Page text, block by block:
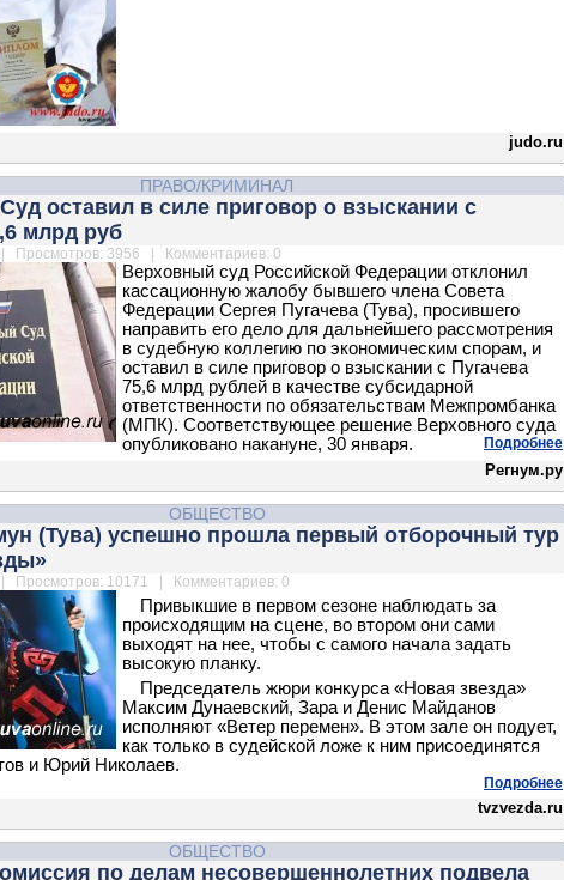
judo.ru
ПРАВО/КРИМИНАЛ
оставил в силе приговор о взыскании с
млрд руб
| Просмотров: 3956 | Комментариев: 0
Верховный суд Российской Федерации отклонил
кассационную жалобу бывшего члена Совета
Федерации Сергея Пугачева (Тува), просившего
направить его дело для дальнейшего рассмотрения
в судебную коллегию по экономическим спорам, и
оставил в силе приговор о взыскании с Пугачева
75,6 млрд рублей в качестве субсидарной
ответственности по обязательствам Межпромбанка
(МПК). Соответствующее решение Верховного суда
опубликовано накануне, 30 января.
Подробнее
Регнум.ру
ОБЩЕСТВО
(Тува) успешно прошла первый отборочный тур
| Просмотров: 10171 | Комментариев: 0
Привыкшие в первом сезоне наблюдать за
происходящим на сцене, во втором они сами
выходят на нее, чтобы с самого начала задать
высокую планку.
Председатель жюри конкурса «Новая звезда»
Максим Дунаевский, Зара и Денис Майданов
исполняют «Ветер перемен». В этом зале он подует,
как только в судейской ложе к ним присоединятся
и Юрий Николаев.
Подробнее
tvzvezda.ru
ОБЩЕСТВО
по делам несовершеннолетних подвела